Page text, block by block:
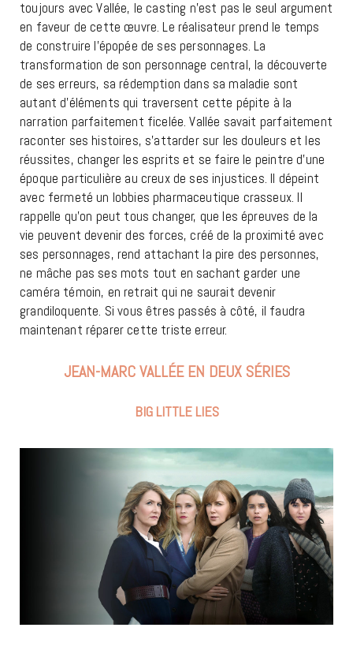
toujours avec Vallée, le casting n’est pas le seul argument
en faveur de cette œuvre. Le réalisateur prend le temps
de construire l’épopée de ses personnages. La
transformation de son personnage central, la découverte
de ses erreurs, sa rédemption dans sa maladie sont
autant d’éléments qui traversent cette pépite à la
narration parfaitement ficelée. Vallée savait parfaitement
raconter ses histoires, s’attarder sur les douleurs et les
réussites, changer les esprits et se faire le peintre d’une
époque particulière au creux de ses injustices. Il dépeint
avec fermeté un lobbies pharmaceutique crasseux. Il
rappelle qu’on peut tous changer, que les épreuves de la
vie peuvent devenir des forces, créé de la proximité avec
ses personnages, rend attachant la pire des personnes,
ne mâche pas ses mots tout en sachant garder une
caméra témoin, en retrait qui ne saurait devenir
grandiloquente. Si vous êtres passés à côté, il faudra
maintenant réparer cette triste erreur.
JEAN-MARC VALLÉE EN DEUX SÉRIES
BIG LITTLE LIES